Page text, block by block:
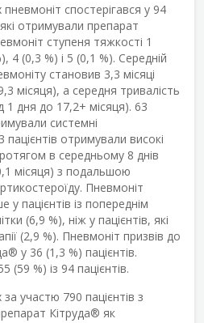
пневмоніт спостерігався у 94
отримували препарат
ступеня тяжкості 1
4 (0,3 %) і 5 (0,1 %). Середній
становив 3,3 місяці
місяця), а середня тривалість
1 дня до 17,2+ місяця). 63
системні
пацієнтів отримували високі
в середньому 8 днів
місяця) з подальшою
Пневмоніт
у пацієнтів із попереднім
(6,9 %), ніж у пацієнтів, які
(2,9 %). Пневмоніт призвів до
® у 36 (1,3 %) пацієнтів.
(59 %) із 94 пацієнтів.
участю 790 пацієнтів з
Кітруда® як